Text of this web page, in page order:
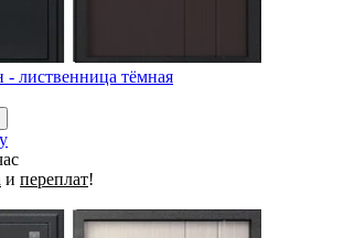
лиственница тёмная
и переплат!